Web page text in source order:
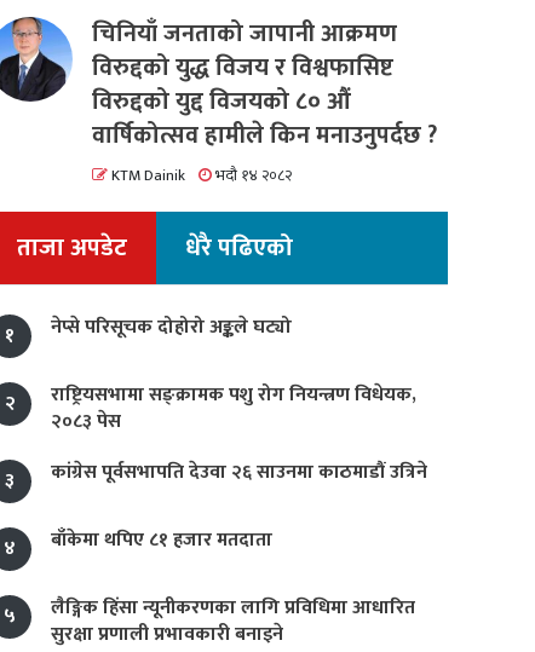
चिनियाँ जनताको जापानी आक्रमण
विरुद्दको युद्ध विजय र विश्वफासिष्ट
विरुद्दको युद्द विजयको ८० औं
वार्षिकोत्सव हामीले किन मनाउनुपर्दछ ?
KTM Dainik भदौ १४ २०८२
ताजा अपडेट धेरै पढिएको
१ नेप्से परिसूचक दोहोरो अङ्कले घट्यो
२
राष्ट्रियसभामा सङ्क्रामक पशु रोग नियन्त्रण विधेयक,
२०८३ पेस
३
कांग्रेस पूर्वसभापति देउवा २६ साउनमा काठमाडौं उत्रिने
४ बाँकेमा थपिए ८१ हजार मतदाता
५
लैङ्गिक हिंसा न्यूनीकरणका लागि प्रविधिमा आधारित
सुरक्षा प्रणाली प्रभावकारी बनाइने